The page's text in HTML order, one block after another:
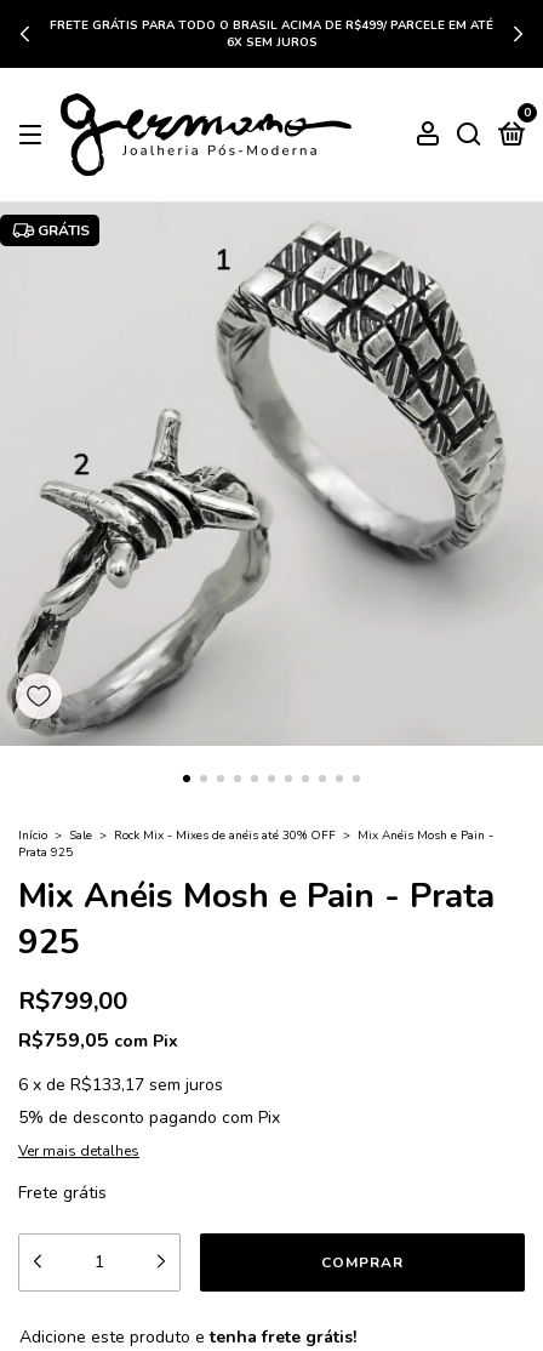
FRETE GRÁTIS PARA TODO O BRASIL ACIMA DE R$499/ PARCELE EM ATÉ
6X SEM JUROS
0
GRÁTIS
Início > Sale > Rock Mix - Mixes de anéis até 30% OFF > Mix Anéis Mosh e Pain -
Prata 925
Mix Anéis Mosh e Pain - Prata
925
R$799,00
R$759,05 com Pix
6 x de R$133,17 sem juros
5% de desconto pagando com Pix
Ver mais detalhes
Frete grátis
Adicione este produto etenha frete grátis!